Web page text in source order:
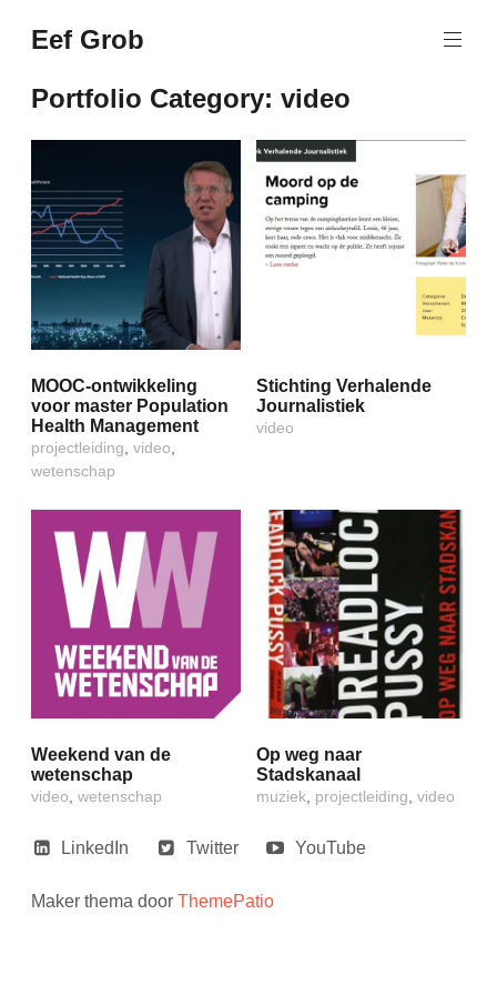
de
springen
Eef Grob
events
Portfolio Category:video
MOOC-ontwikkeling
voor master Population
Health Management
projectleiding ,video
wetenschap
Stichting Verhalende
Journalistiek
video
Weekend van de
wetenschap
video,wetenschap
Op weg naar
Stadskanaal
muziek, projectleiding,video
LinkedIn Twitter YouTube
Maker thema doorThemePatio